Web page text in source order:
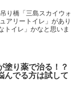
り橋「三島スカイウォ
アリートイレ」があり
トイレ」かなと思いま
塗り薬で治る！？
んでる方は試して